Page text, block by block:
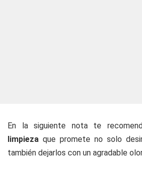
En la siguiente nota te
limpieza que promete no solo
también dejarlos con un agradable